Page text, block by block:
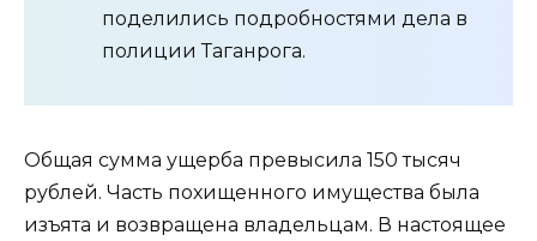
поделились подробностями дела в
полиции Таганрога.
Общая сумма ущерба превысила 150 тысяч
рублей. Часть похищенного имущества была
изъята и возвращена владельцам. В настоящее